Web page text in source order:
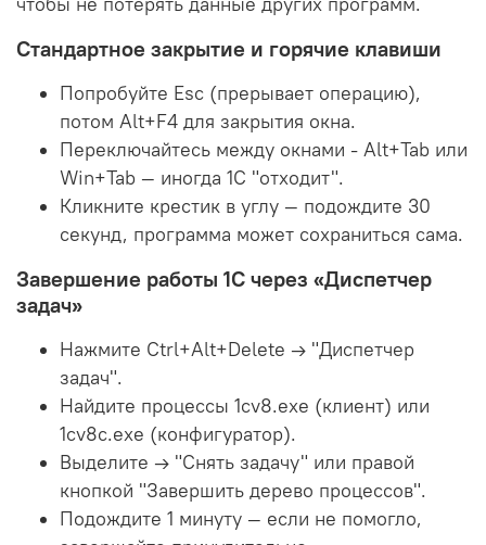
Стандартное закрытие и горячие клавиши
Попробуйте Esc (прерывает операцию),
потом Alt+F4 для закрытия окна.
Переключайтесь между окнами - Alt+Tab или
Win+Tab — иногда 1С "отходит".
Кликните крестик в углу — подождите 30
секунд, программа может сохраниться сама.
Завершение работы 1С через «Диспетчер
задач»
Нажмите Ctrl+Alt+Delete → "Диспетчер
задач".
Найдите процессы 1cv8.exe (клиент) или
1cv8c.exe (конфигуратор).
Выделите → "Снять задачу" или правой
кнопкой "Завершить дерево процессов".
Подождите 1 минуту — если не помогло,